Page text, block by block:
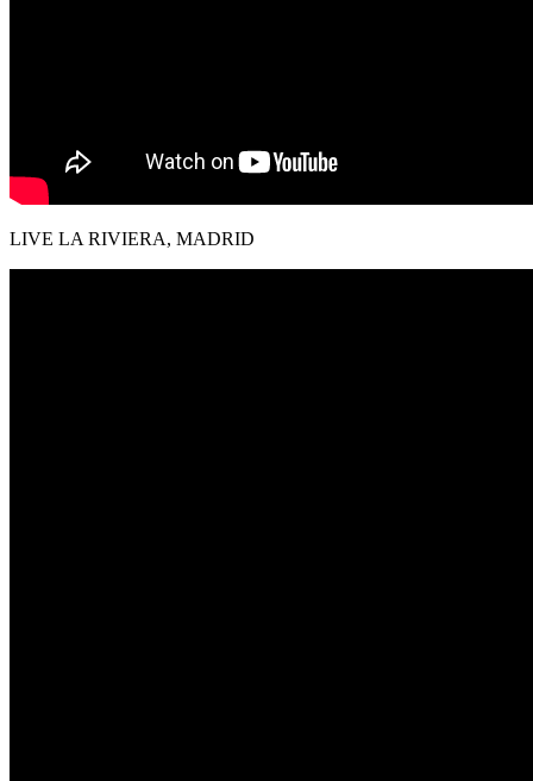
LIVE LA RIVIERA, MADRID